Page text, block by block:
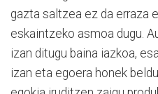
gazta saltzea ez da erraza
eskaintzeko asmoa dugu.
izan ditugu baina iazkoa,
izan eta egoera honek